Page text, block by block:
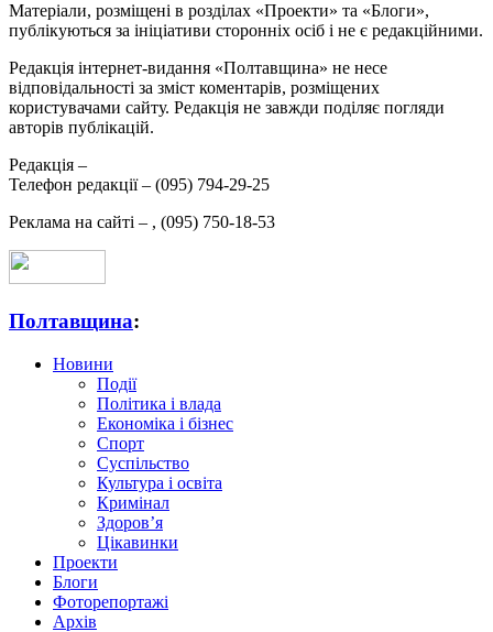
Матеріали, розміщені в розділах «Проекти» та «Блоги»,
публікуються за ініціативи сторонніх осіб і не є редакційними.
Редакція інтернет-видання «Полтавщина» не несе
відповідальності за зміст коментарів, розміщених
користувачами сайту. Редакція не завжди поділяє погляди
авторів публікацій.
Редакція –
Телефон редакції – (095) 794-29-25
Реклама на сайті – , (095) 750-18-53
Полтавщина:
Новини
Події
Політика і влада
Економіка і бізнес
Спорт
Суспільство
Культура і освіта
Кримінал
Здоров’я
Цікавинки
Проекти
Блоги
Фоторепортажі
Архів